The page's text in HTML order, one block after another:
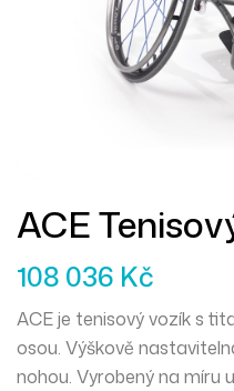
ACE
108 036 Kč
ACE je tenisový vozík s
osou. Výškově
nohou. Vyrobený na míru